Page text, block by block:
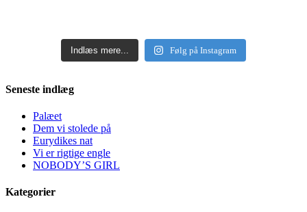
Indlæs mere... Følg på Instagram
Seneste indlæg
Palæet
Dem vi stolede på
Eurydikes nat
Vi er rigtige engle
NOBODY’S GIRL
Kategorier